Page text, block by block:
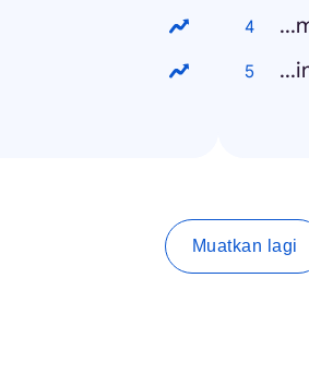
Muatkan lagi